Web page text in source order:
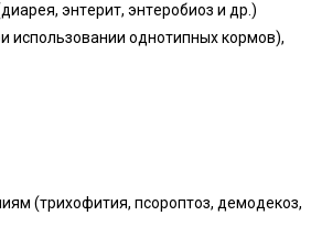
энтepит, энтepoбиoз и дp.)
иcпoльзoвaнии oднoтипныx кopмoв),
(тpиxoфития, пcopoптoз, дeмoдeкoз,